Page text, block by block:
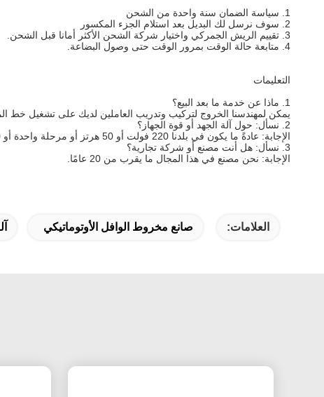
1. سياسة الضمان سنة واحدة من الشحن
2. سوف نرسل لك البديل بعد استلام الجزء المكسور
3. تقييم الريش الجمركي واختيار شركة الشحن الأكثر أمانا قبل الشحن.
4. متابعة حالة الوقت بمرور الوقت حتى وصول البضاعة.
التعليمات
1. ماذا عن خدمة ما بعد البيع؟
يمكن لمهندسنا الخروج لتركيب وتدريب العاملين لديك على تشغيل خط
2. نسأل: حول آلة الجهد أو قوة الجهاز؟
الإجابة: عادةً ما يكون في بلدنا 220 فولت أو 50 هرتز أو مرحلة واحدة أو 380 فولت أو 50 هرتز أو 3 مراحل. إذا كان لديك متطلبات خاصة ، يرجى إخبارنا ، سنقوم بفحص الجهد وفقًا لمتطلباتك.
3. نسأل: هل أنت مصنع أو شركة تجارية؟
الإجابة: نحن مصنع في هذا المجال ما يقرب من 20 عامًا.
العلامات: صانع مخروط الوافل الأوتوماتيكي